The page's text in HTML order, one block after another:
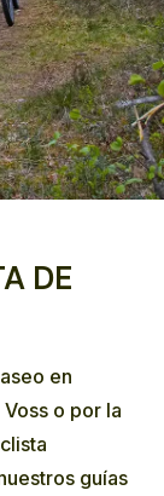
DE
en
o por la
guías